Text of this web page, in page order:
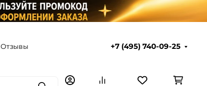
Отзывы +7 (495) 740-09-25